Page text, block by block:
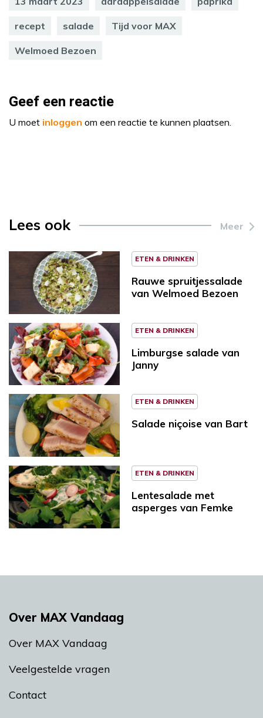
recept salade Tijd voor MAX
Welmoed Bezoen
Geef een reactie
U moet inloggen om een reactie te kunnen plaatsen.
Lees ook Meer
ETEN & DRINKEN
Rauwe spruitjessalade
van Welmoed Bezoen
ETEN & DRINKEN
Limburgse salade van
Janny
ETEN & DRINKEN
Sa­la­de ni­çoi­se van Bart
ETEN & DRINKEN
Lentesalade met
asperges van Femke
Over MAX Vandaag
Over MAX Vandaag
Veelgestelde vragen
Contact